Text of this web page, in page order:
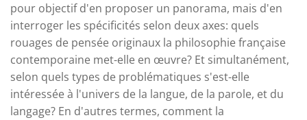
pour objectif d'en proposer un panorama, mais d'en
interroger les spécificités selon deux axes: quels
rouages de pensée originaux la philosophie française
contemporaine met-elle en œuvre? Et simultanément,
selon quels types de problématiques s'est-elle
intéressée à l'univers de la langue, de la parole, et du
langage? En d'autres termes, comment la